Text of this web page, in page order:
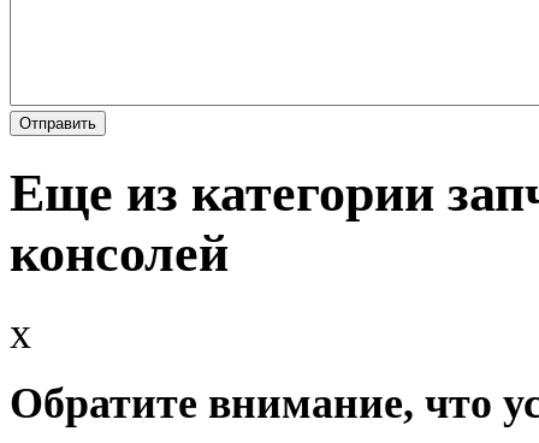
Еще из категории
консолей
x
Обратите внимание, что